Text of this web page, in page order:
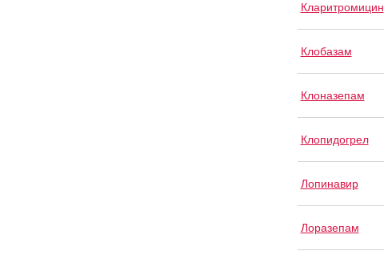
Кларитромицин
Клобазам
Клоназепам
Клопидогрел
Лопинавир
Лоразепам